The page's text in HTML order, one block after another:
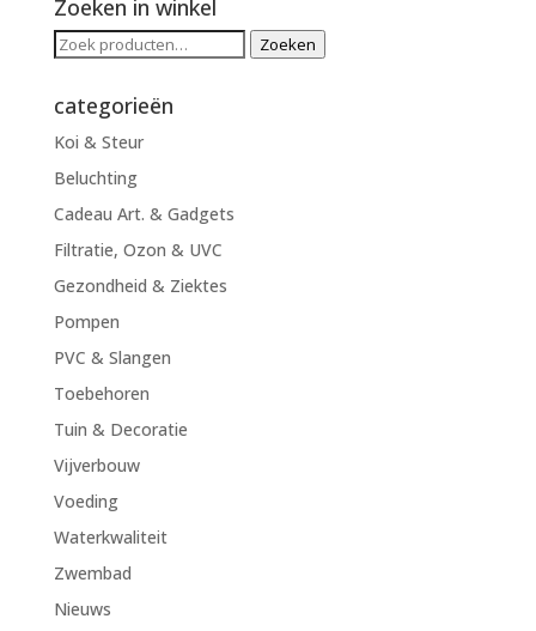
Zoeken in winkel
Zoeken
Zoeken
categorieën
Koi & Steur
Beluchting
Cadeau Art. & Gadgets
Filtratie, Ozon & UVC
Gezondheid & Ziektes
Pompen
PVC & Slangen
Toebehoren
Tuin & Decoratie
Vijverbouw
Voeding
Waterkwaliteit
Zwembad
Nieuws